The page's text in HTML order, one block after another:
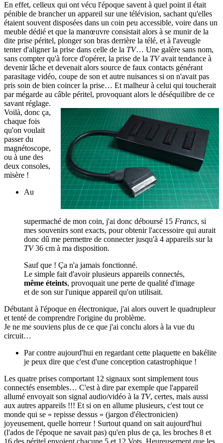
En effet, celleux qui ont vécu l'époque savent à quel point il était
pénible de brancher un appareil sur une télévision, sachant qu'elles
étaient souvent disposées dans un coin peu accessible, voire dans un
meuble dédié et que la manœuvre consistait alors à se munir de la
dite prise péritel, plonger son bras derrière la télé, et à l'aveugle
tenter d'aligner la prise dans celle de la TV… Une galère sans nom,
sans compter qu'à force d'opérer, la prise de la TVavait tendance à
devenir lâche et devenait alors source de faux contacts générant
parasitage vidéo, coupe de son et autre nuisances si on n'avait pas
pris soin de bien coincer la prise… Et malheur à celui qui toucherait
par mégarde au câble péritel, provoquant alors le déséquilibre de ce
savant réglage.
Voilà, donc ça,
chaque fois
qu'on voulait
passer du
magnétoscope,
ou à une des
deux consoles,
misère !
Au
supermaché de mon coin, j'ai donc déboursé 15 Francs, si
mes souvenirs sont exacts, pour obtenir l'accessoire qui aurait
donc dû me permettre de connecter jusqu'à 4 appareils sur la
TV36 cm à ma disposition.
Sauf que ! Ça n'a jamais fonctionné.
Le simple fait d'avoir plusieurs appareils connectés,
même éteints, provoquait une perte de qualité d'image
et de son sur l'unique appareil qu'on utilisait.
Débutant à l'époque en électronique, j'ai alors ouvert le quadrupleur
et tenté de comprendre l'origine du problème.
Je ne me souviens plus de ce que j'ai conclu alors à la vue du
circuit…
Par contre aujourd'hui en regardant cette plaquette en bakélite
je peux dire que c'est d'une conception catastrophique !
Les quatre prises comportant 12 signaux sont simplement tous
connectés ensembles… C'est à dire par exemple que l'appareil
allumé envoyait son signal audio/vidéo à la TV, certes, mais aussi
aux autres appareils !!! Et si on en allume plusieurs, c'est tout ce
monde qui se « repisse dessus » (jargon d'électronicien)
joyeusement, quelle horreur ! Surtout quand on sait aujourd'hui
(l'ados de l'époque ne savait pas) qu'en plus de ça, les broches 8 et